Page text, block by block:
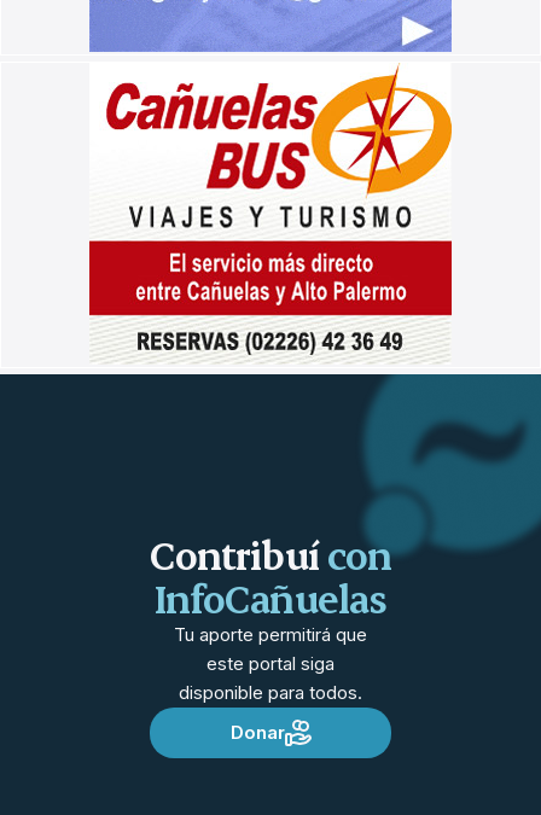
Contribuícon
InfoCañuelas
Tu aporte permitirá que
este portal siga
disponible para todos.
Donar